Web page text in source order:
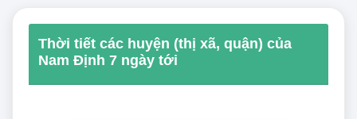
Thời tiết các huyện (thị xã, quận) của
Nam Định 7 ngày tới